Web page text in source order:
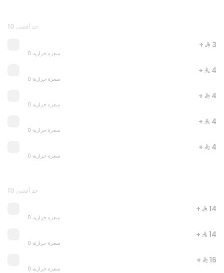
0 سعرة حرارية
حد أقصى 10
+ ⁨⁦‪‬ 3⁩
0 سعرة حرارية
+ ⁨⁦‪‬ 4⁩
0 سعرة حرارية
+ ⁨⁦‪‬ 4⁩
0 سعرة حرارية
+ ⁨⁦‪‬ 4⁩
0 سعرة حرارية
+ ⁨⁦‪‬ 4⁩
0 سعرة حرارية
حد أقصى 10
+ ⁨⁦‪‬ 14⁩
0 سعرة حرارية
+ ⁨⁦‪‬ 14⁩
0 سعرة حرارية
+ ⁨⁦‪‬ 16⁩
0 سعرة حرارية